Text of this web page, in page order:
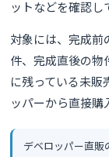
ットなどを確認し
対象には、完成前
件、完成直後の物
に残っている未販
ッパーから直接購
デベロッパー直販